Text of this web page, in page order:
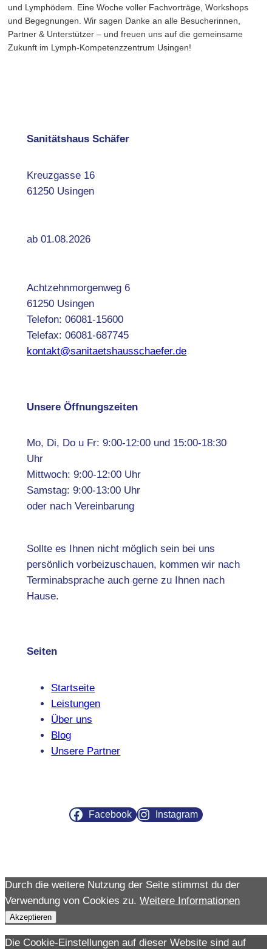
und Lymphödem. Eine Woche voller Fachvorträge, Workshops
und Begegnungen. Wir sagen Danke an alle Besucherinnen,
Partner & Unterstützer – und freuen uns auf die gemeinsame
Zukunft im Lymph-Kompetenzzentrum Usingen!
Sanitätshaus Schäfer
Kreuzgasse 16
61250 Usingen
ab 01.08.2026
Achtzehnmorgenweg 6
61250 Usingen
Telefon: 06081-15600
Telefax: 06081-687745
kontakt@sanitaetshausschaefer.de
Unsere Öffnungszeiten
Mo, Di, Do u Fr: 9:00-12:00 und 15:00-18:30
Uhr
Mittwoch: 9:00-12:00 Uhr
Samstag: 9:00-13:00 Uhr
oder nach Vereinbarung
Sollte es Ihnen nicht möglich sein bei uns
persönlich vorbeizuschauen, kommen wir nach
Terminabsprache auch gerne zu Ihnen nach
Hause.
Seiten
Startseite
Leistungen
Über uns
Blog
Unsere Partner
Facebook Instagram
Durch die weitere Nutzung der Seite stimmst du der
Verwendung von Cookies zu. Weitere Informationen
Akzeptieren
Die Cookie-Einstellungen auf dieser Website sind auf